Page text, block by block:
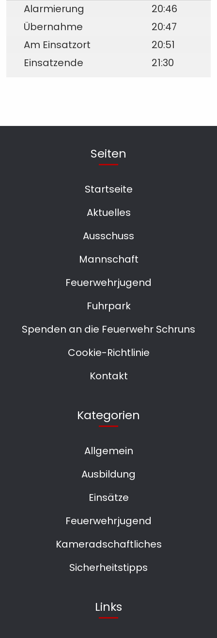
Alarmierung
20:46
Übernahme
20:47
Am Einsatzort
20:51
Einsatzende
21:30
Seiten
Startseite
Aktuelles
Ausschuss
Mannschaft
Feuerwehrjugend
Fuhrpark
Spenden an die Feuerwehr Schruns
Cookie-Richtlinie
Kontakt
Kategorien
Allgemein
Ausbildung
Einsätze
Feuerwehrjugend
Kameradschaftliches
Sicherheitstipps
Links